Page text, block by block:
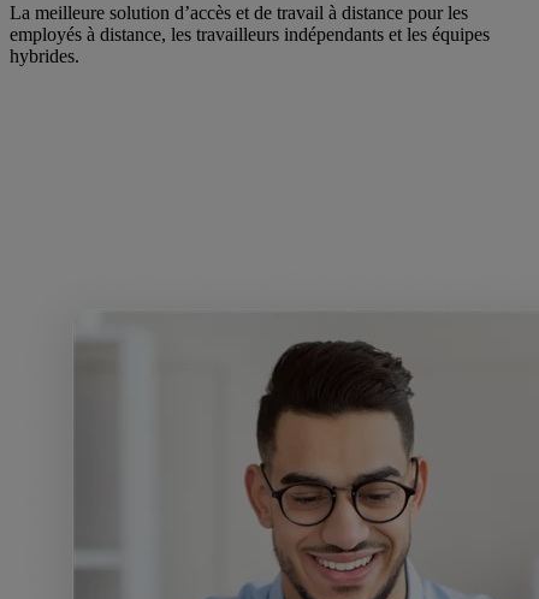
La meilleure solution d’accès et de travail à distance pour les
employés à distance, les travailleurs indépendants et les équipes
hybrides.